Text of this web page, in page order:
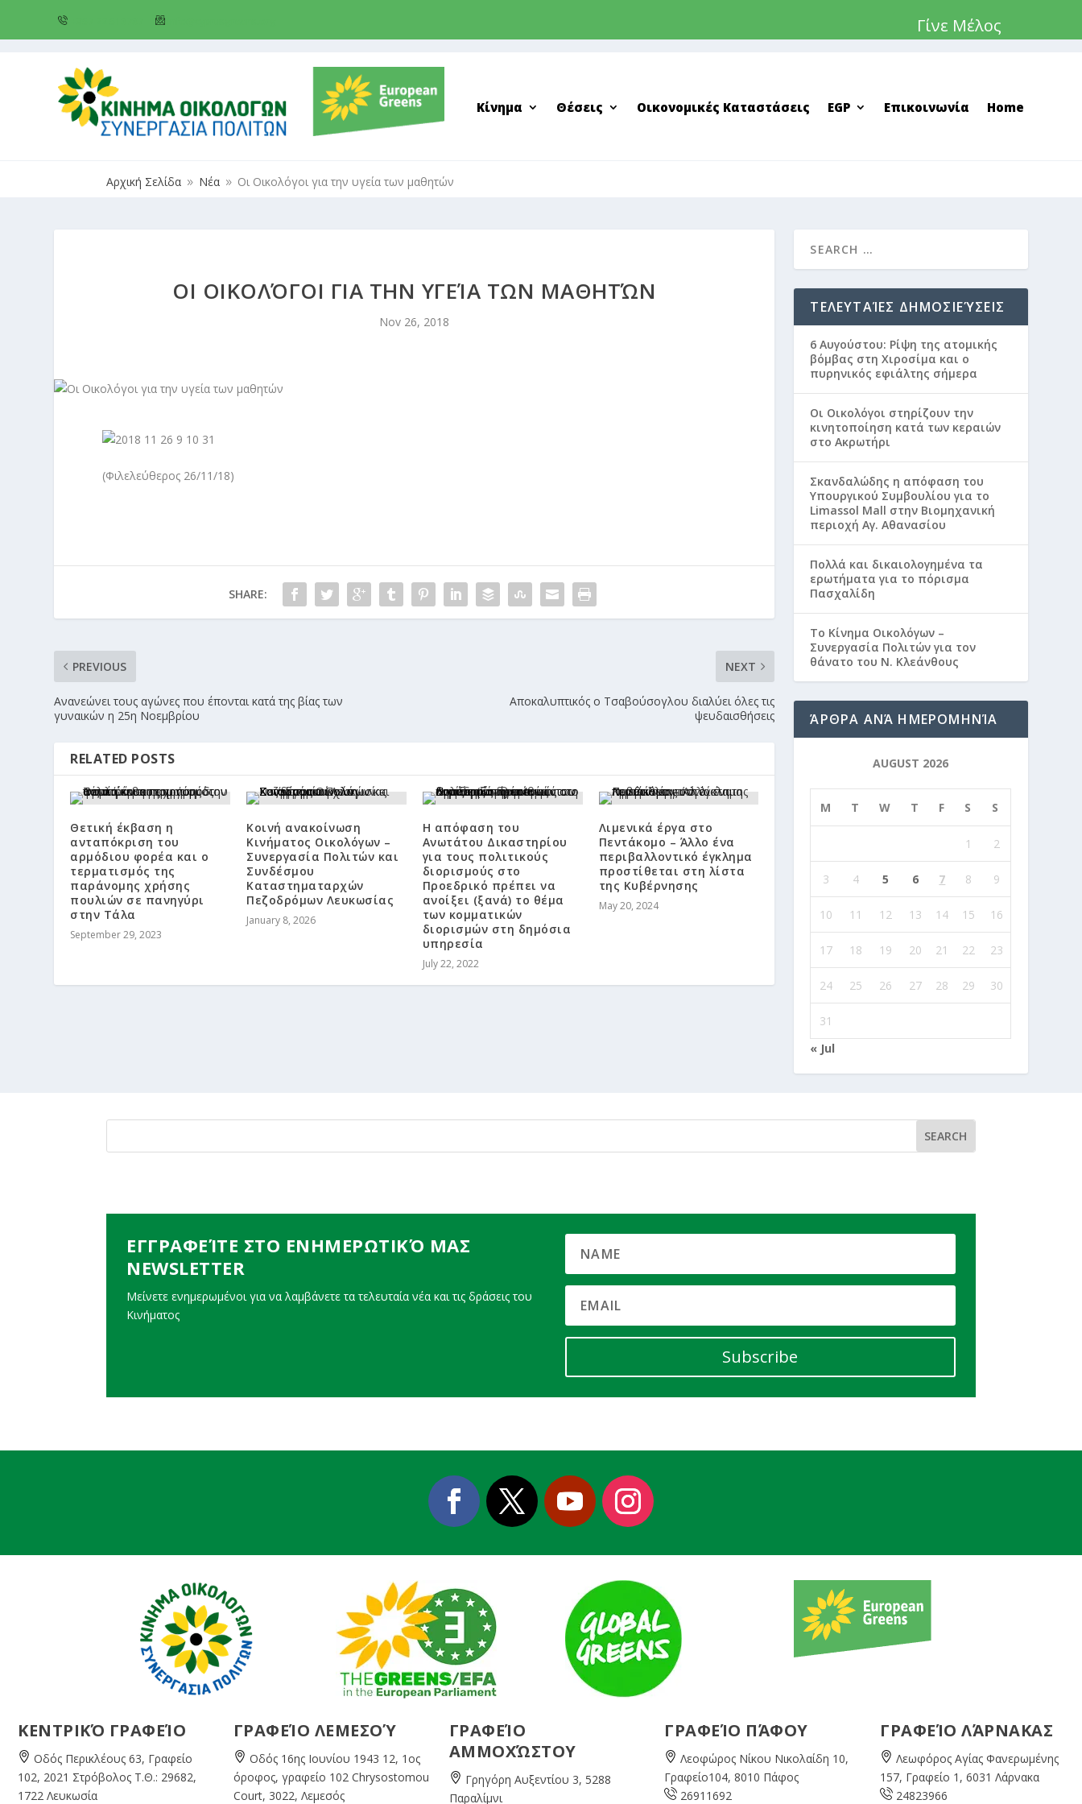
Γίνε Μέλος
Κίνημα Θέσεις Οικονομικές Καταστάσεις EGP Επικοινωνία Home
Αρχική Σελίδα 9 Νέα 9 Οι Οικολόγοι για την υγεία των μαθητών
ΟΙ ΟΙΚΟΛΌΓΟΙ ΓΙΑ ΤΗΝ ΥΓΕΊΑ ΤΩΝ ΜΑΘΗΤΏΝ
Nov 26, 2018
(Φιλελεύθερος 26/11/18)
SHARE:
PREVIOUS
Ανανεώνει τους αγώνες που έπονται κατά της βίας των
γυναικών η 25η Νοεμβρίου
NEXT
Αποκαλυπτικός ο Τσαβούσογλου διαλύει όλες τις
ψευδαισθήσεις
RELATED POSTS
Θετική έκβαση η
ανταπόκριση του
αρμόδιου φορέα και ο
τερματισμός της
παράνομης χρήσης
πουλιών σε πανηγύρι
στην Τάλα
September 29, 2023
Κοινή ανακοίνωση
Κινήματος Οικολόγων –
Συνεργασία Πολιτών και
Συνδέσμου
Καταστηματαρχών
Πεζοδρόμων Λευκωσίας
January 8, 2026
Η απόφαση του
Ανωτάτου Δικαστηρίου
για τους πολιτικούς
διορισμούς στο
Προεδρικό πρέπει να
ανοίξει (ξανά) το θέμα
των κομματικών
διορισμών στη δημόσια
υπηρεσία
July 22, 2022
Λιμενικά έργα στο
Πεντάκομο – Άλλο ένα
περιβαλλοντικό έγκλημα
προστίθεται στη λίστα
της Κυβέρνησης
May 20, 2024
ΤΕΛΕΥΤΑΊΕΣ ΔΗΜΟΣΙΕΎΣΕΙΣ
6 Αυγούστου: Ρίψη της ατομικής
βόμβας στη Χιροσίμα και ο
πυρηνικός εφιάλτης σήμερα
Οι Οικολόγοι στηρίζουν την
κινητοποίηση κατά των κεραιών
στο Ακρωτήρι
Σκανδαλώδης η απόφαση του
Υπουργικού Συμβουλίου για το
Limassol Mall στην Βιομηχανική
περιοχή Αγ. Αθανασίου
Πολλά και δικαιολογημένα τα
ερωτήματα για το πόρισμα
Πασχαλίδη
Το Κίνημα Οικολόγων –
Συνεργασία Πολιτών για τον
θάνατο του Ν. Κλεάνθους
ΆΡΘΡΑ ΑΝΆ ΗΜΕΡΟΜΗΝΊΑ
AUGUST 2026
M T W T F S S
1 2
3 4 5 6 7 8 9
10 11 12 13 14 15 16
17 18 19 20 21 22 23
24 25 26 27 28 29 30
31
« Jul
ΕΓΓΡΑΦΕΊΤΕ ΣΤΟ ΕΝΗΜΕΡΩΤΙΚΌ ΜΑΣ
NEWSLETTER
Μείνετε ενημερωμένοι για να λαμβάνετε τα τελευταία νέα και τις δράσεις του
Κινήματος
Subscribe
ΚΕΝΤΡΙΚΌ ΓΡΑΦΕΊΟ
Οδός Περικλέους 63, Γραφείο
102, 2021 Στρόβολος Τ.Θ.: 29682,
1722 Λευκωσία
ΓΡΑΦΕΊΟ ΛΕΜΕΣΟΎ
Οδός 16ης Ιουνίου 1943 12, 1ος
όροφος, γραφείο 102 Chrysostomou
Court, 3022, Λεμεσός
ΓΡΑΦΕΊΟ
ΑΜΜΟΧΏΣΤΟΥ
Γρηγόρη Αυξεντίου 3, 5288
Παραλίμνι
ΓΡΑΦΕΊΟ ΠΆΦΟΥ
Λεοφώρος Νίκου Νικολαίδη 10,
Γραφείο104, 8010 Πάφος
26911692
ΓΡΑΦΕΊΟ ΛΆΡΝΑΚΑΣ
Λεωφόρος Αγίας Φανερωμένης
157, Γραφείο 1, 6031 Λάρνακα
24823966